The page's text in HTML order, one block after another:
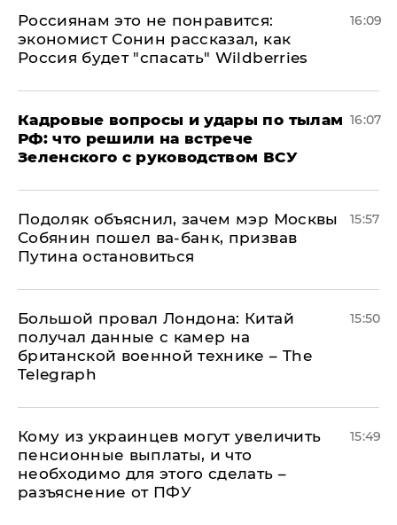
Россиянам это не понравится:
экономист Сонин рассказал, как
Россия будет "спасать" Wildberries
16:09
Кадровые вопросы и удары по тылам
РФ: что решили на встрече
Зеленского с руководством ВСУ
16:07
Подоляк объяснил, зачем мэр Москвы
Собянин пошел ва-банк, призвав
Путина остановиться
15:57
Большой провал Лондона: Китай
получал данные с камер на
британской военной технике – The
Telegraph
15:50
Кому из украинцев могут увеличить
пенсионные выплаты, и что
необходимо для этого сделать –
разъяснение от ПФУ
15:49